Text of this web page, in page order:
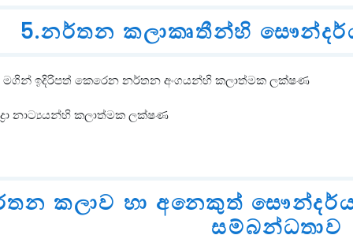
5.නර්තන කලාකෘතීන්හි
මගින් ඉදිරිපත් කෙරෙන නර්තන අංගයන්හි කලාත්මක ලක්ෂණ
නාට්‍යයන්හි කලාත්මක ලක්ෂණ
කලාව හා අනෙකුත්
සම්බන්ධතාව